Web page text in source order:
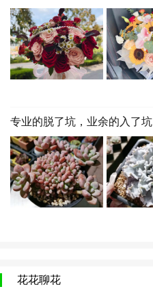
专业的脱了坑，业余的入了坑
花花聊花